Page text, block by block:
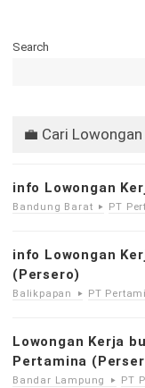
Search
💼 Cari
info Lowongan
Bandung Barat PT
info Lowongan
(Persero)
Balikpapan PT
Lowongan Kerja
Pertamina
Bandar Lampung PT